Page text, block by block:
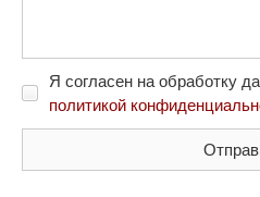
Я согласен на обработку
политикой